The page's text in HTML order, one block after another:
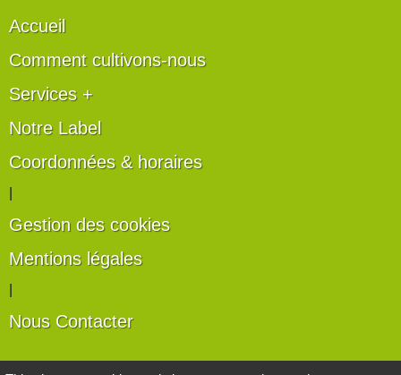
Accueil
Comment cultivons-nous
Services +
Notre Label
Coordonnées & horaires
Gestion des cookies
Mentions légales
Nous Contacter